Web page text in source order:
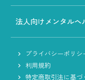
法人向けメンタルヘ
プライバシーポリシ
利用規約
特定商取引法に基づ